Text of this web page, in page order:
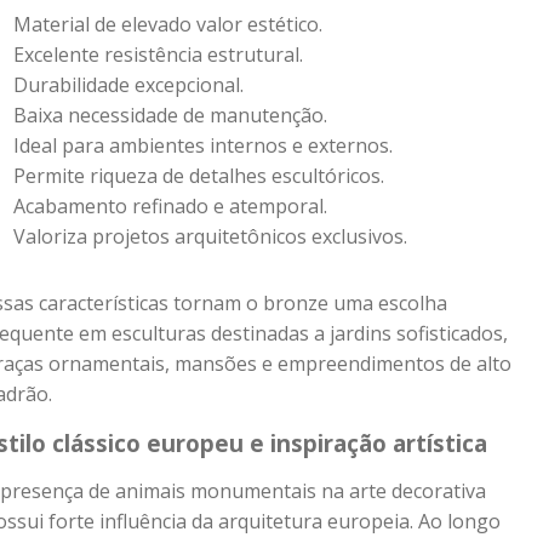
Material de elevado valor estético.
Excelente resistência estrutural.
Durabilidade excepcional.
Baixa necessidade de manutenção.
Ideal para ambientes internos e externos.
Permite riqueza de detalhes escultóricos.
Acabamento refinado e atemporal.
Valoriza projetos arquitetônicos exclusivos.
características tornam o bronze uma escolha
em esculturas destinadas a jardins sofisticados,
ornamentais, mansões e empreendimentos de alto
clássico europeu e inspiração artística
de animais monumentais na arte decorativa
forte influência da arquitetura europeia. Ao longo